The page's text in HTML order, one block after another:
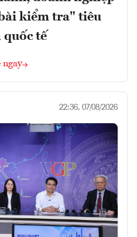
kiểm tra" tiêu
quốc tế
ngay
22:36, 07/08/2026